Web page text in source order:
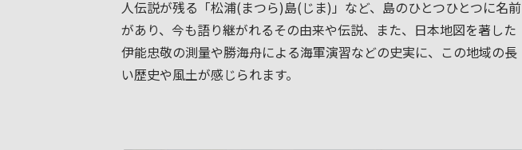
人伝説が残る「松浦(まつら)島(じま)」など、島のひとつひとつに名前
があり、今も語り継がれるその由来や伝説、また、日本地図を著した
伊能忠敬の測量や勝海舟による海軍演習などの史実に、この地域の長
い歴史や風土が感じられます。